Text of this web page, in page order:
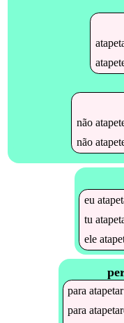
não
não
eu
tu
ele
paraatapetar
para